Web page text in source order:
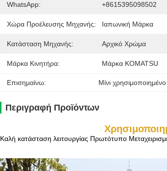
WhatsApp: +8615395098502
Χώρα Προέλευσης Μηχανής: Ιαπωνική Μάρκα
Κατάσταση Μηχανής: Αρχικό Χρώμα
Μάρκα Κινητήρα: Μάρκα KOMATSU
Επισημαίνω: Μίνι
Περιγραφή Προϊόντων
Καλή κατάσταση λειτουργίας Πρωτότυπο